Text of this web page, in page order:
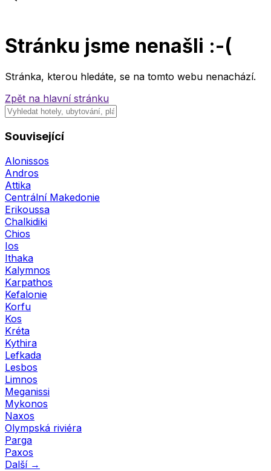
Stránku jsme nenašli :-(
Stránka, kterou hledáte, se na tomto webu nenachází.
Zpět na hlavní stránku
Související
Alonissos
Andros
Attika
Centrální Makedonie
Erikoussa
Chalkidiki
Chios
Ios
Ithaka
Kalymnos
Karpathos
Kefalonie
Korfu
Kos
Kréta
Kythira
Lefkada
Lesbos
Limnos
Meganissi
Mykonos
Naxos
Olympská riviéra
Parga
Paxos
Další →